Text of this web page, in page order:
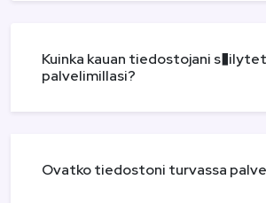
Kuinka kauan tiedostojani
palvelimillasi?
Ovatko tiedostoni turvassa